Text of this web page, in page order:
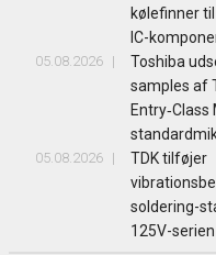
kølefinner
IC-
05.08.2026
Toshiba
samples af
05.08.2026
TDK tilføjer
soldering-
125V-serien